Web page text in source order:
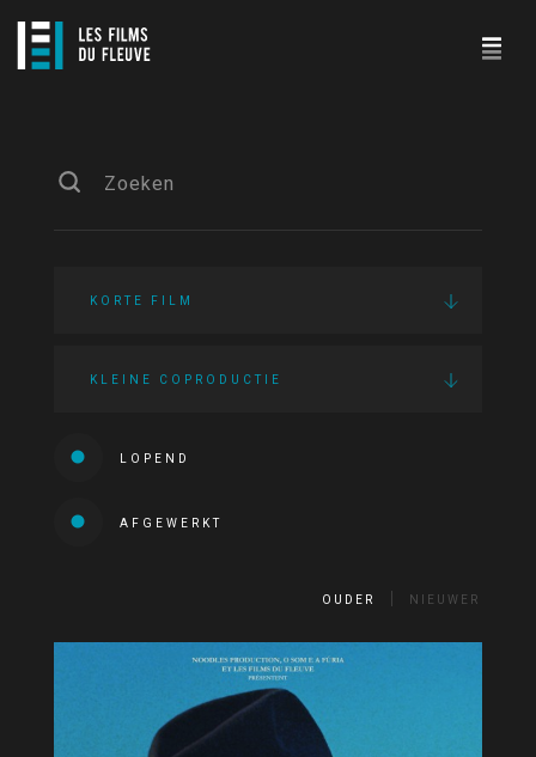
KORTE FILM
KLEINE COPRODUCTIE
LOPEND
AFGEWERKT
OUDER NIEUWER